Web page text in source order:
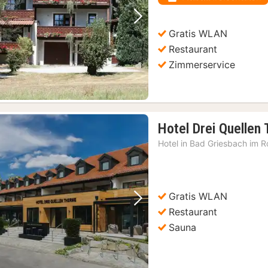
Vorheriges Bild Nächstes Bild
Gratis WLAN
Restaurant
Zimmerservice
Vorheriges Bild Nächstes Bild
Hotel Drei Quellen
Hotel in Bad Griesbach im
Gratis WLAN
Restaurant
Sauna